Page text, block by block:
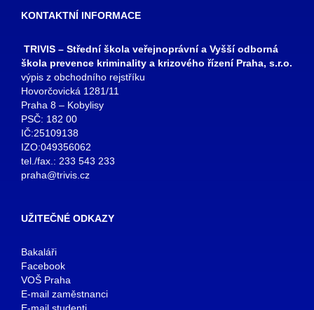
KONTAKTNÍ INFORMACE
TRIVIS – Střední škola veřejnoprávní a Vyšší odborná
škola prevence kriminality a krizového řízení Praha, s.r.o.
výpis z obchodního rejstříku
Hovorčovická 1281/11
Praha 8 – Kobylisy
PSČ: 182 00
IČ:25109138
IZO:049356062
tel./fax.: 233 543 233
praha@trivis.cz
UŽITEČNÉ ODKAZY
Bakaláři
Facebook
VOŠ Praha
E-mail zaměstnanci
E-mail studenti